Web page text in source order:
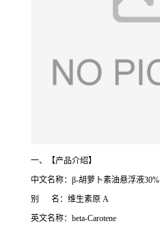
一、【产品介绍】
中文名称：β-胡萝卜素油悬浮液30%
别 名：维生素原 A
英文名称：beta-Carotene